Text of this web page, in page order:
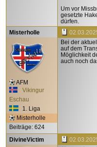
Um vor
gesetzte
dürfen.
Misterholle
AFM
Vikingur
Eschau
1. Liga
Misterholle
Beiträge: 624
Bei der
auf dem
Möglichkeit
auch noch
DivineVictim